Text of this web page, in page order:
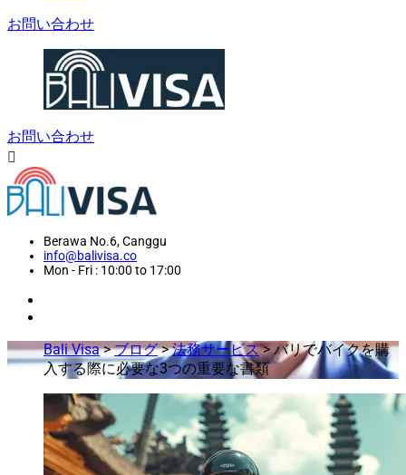
お問い合わせ
お問い合わせ
Berawa No.6, Canggu
info@balivisa.co
Mon - Fri : 10:00 to 17:00
Bali Visa>ブログ>法務サービス>バリでバイクを購
入する際に必要な3つの重要な書類